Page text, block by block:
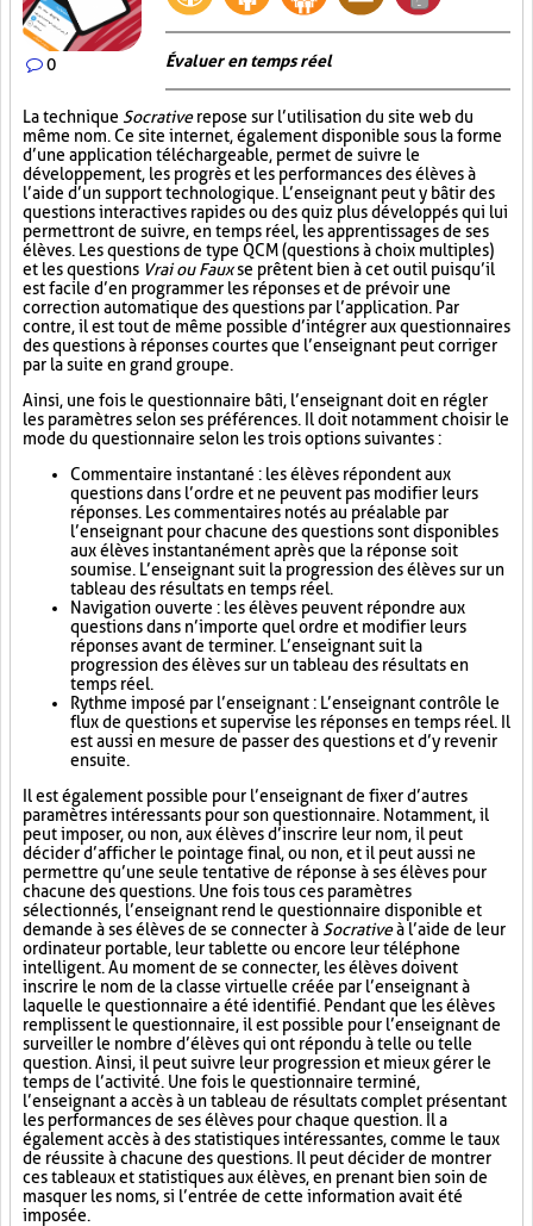
0 Évaluer en temps réel
La technique Socrativerepose sur l’utilisation du site web du
même nom. Ce site internet, également disponible sous la forme
d’une application téléchargeable, permet de suivre le
développement, les progrès et les performances des élèves à
l’aide d’un support technologique. L’enseignant peut y bâtir des
questions interactives rapides ou des quiz plus développés qui lui
permettront de suivre, en temps réel, les apprentissages de ses
élèves. Les questions de type QCM (questions à choix multiples)
et les questions Vrai ou Fauxse prêtent bien à cet outil puisqu’il
est facile d’en programmer les réponses et de prévoir une
correction automatique des questions par l’application. Par
contre, il est tout de même possible d’intégrer aux questionnaires
des questions à réponses courtes que l’enseignant peut corriger
par la suite en grand groupe.
Ainsi, une fois le questionnaire bâti, l’enseignant doit en régler
les paramètres selon ses préférences. Il doit notamment choisir le
mode du questionnaire selon les trois options suivantes :
Commentaire instantané : les élèves répondent aux
questions dans l’ordre et ne peuvent pas modifier leurs
réponses. Les commentaires notés au préalable par
l’enseignant pour chacune des questions sont disponibles
aux élèves instantanément après que la réponse soit
soumise. L’enseignant suit la progression des élèves sur un
tableau des résultats en temps réel.
Navigation ouverte : les élèves peuvent répondre aux
questions dans n’importe quel ordre et modifier leurs
réponses avant de terminer. L’enseignant suit la
progression des élèves sur un tableau des résultats en
temps réel.
Rythme imposé par l’enseignant : L’enseignant contrôle le
flux de questions et supervise les réponses en temps réel. Il
est aussi en mesure de passer des questions et d’y revenir
ensuite.
Il est également possible pour l’enseignant de fixer d’autres
paramètres intéressants pour son questionnaire. Notamment, il
peut imposer, ou non, aux élèves d’inscrire leur nom, il peut
décider d’afficher le pointage final, ou non, et il peut aussi ne
permettre qu’une seule tentative de réponse à ses élèves pour
chacune des questions. Une fois tous ces paramètres
sélectionnés, l’enseignant rend le questionnaire disponible et
demande à ses élèves de se connecter à Socrativeà l’aide de leur
ordinateur portable, leur tablette ou encore leur téléphone
intelligent. Au moment de se connecter, les élèves doivent
inscrire le nom de la classe virtuelle créée par l’enseignant à
laquelle le questionnaire a été identifié. Pendant que les élèves
remplissent le questionnaire, il est possible pour l’enseignant de
surveiller le nombre d’élèves qui ont répondu à telle ou telle
question. Ainsi, il peut suivre leur progression et mieux gérer le
temps de l’activité. Une fois le questionnaire terminé,
l’enseignant a accès à un tableau de résultats complet présentant
les performances de ses élèves pour chaque question. Il a
également accès à des statistiques intéressantes, comme le taux
de réussite à chacune des questions. Il peut décider de montrer
ces tableaux et statistiques aux élèves, en prenant bien soin de
masquer les noms, si l’entrée de cette information avait été
imposée.